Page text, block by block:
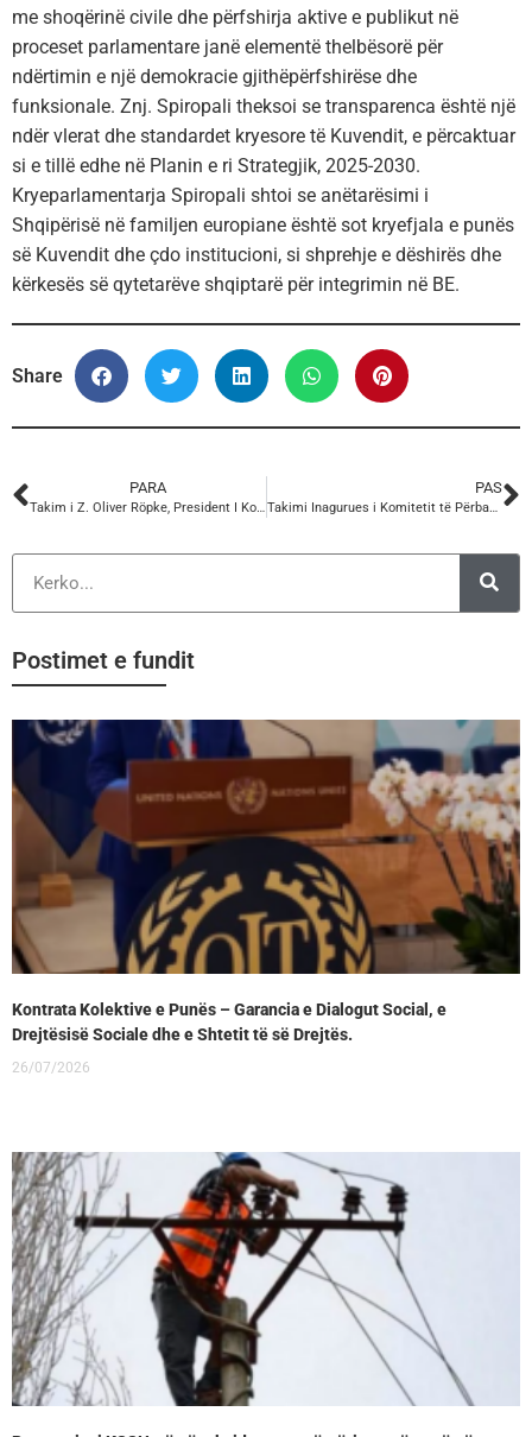
me shoqërinë civile dhe përfshirja aktive e publikut në
proceset parlamentare janë elementë thelbësorë për
ndërtimin e një demokracie gjithëpërfshirëse dhe
funksionale. Znj. Spiropali theksoi se transparenca është një
ndër vlerat dhe standardet kryesore të Kuvendit, e përcaktuar
si e tillë edhe në Planin e ri Strategjik, 2025-2030.
Kryeparlamentarja Spiropali shtoi se anëtarësimi i
Shqipërisë në familjen europiane është sot kryefjala e punës
së Kuvendit dhe çdo institucioni, si shprehje e dëshirës dhe
kërkesës së qytetarëve shqiptarë për integrimin në BE.
Share
PARA
Takim i Z. Oliver Röpke, President I Komitetit Europian Ekonomik e Social me anëtarët e Anëtarët Kandidatë të Zgjerimit
PAS
Takimi Inagurues i Komitetit të Përbashkët Konsultativ me Komitetin Ekonomik dhe Social (EESC) BE – Shqipëri
Postimet e fundit
Kontrata Kolektive e Punës – Garancia e Dialogut Social, e
Drejtësisë Sociale dhe e Shtetit të së Drejtës.
26/07/2026